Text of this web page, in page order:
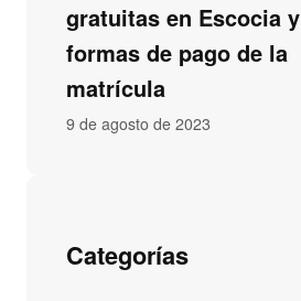
gratuitas en Escocia y
formas de pago de la
matrícula
9 de agosto de 2023
Categorías